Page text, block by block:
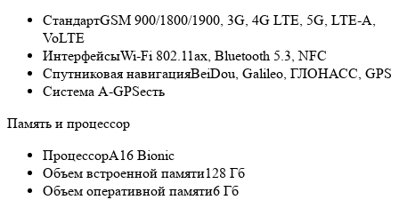
СтандартGSM 900/1800/1900, 3G, 4G LTE, 5G, LTE-A,
VoLTE
ИнтерфейсыWi-Fi 802.11ax, Bluetooth 5.3, NFC
Спутниковая навигацияBeiDou, Galileo, ГЛОНАСС, GPS
Cистема A-GPSесть
Память и процессор
ПроцессорA16 Bionic
Объем встроенной памяти128 Гб
Объем оперативной памяти6 Гб